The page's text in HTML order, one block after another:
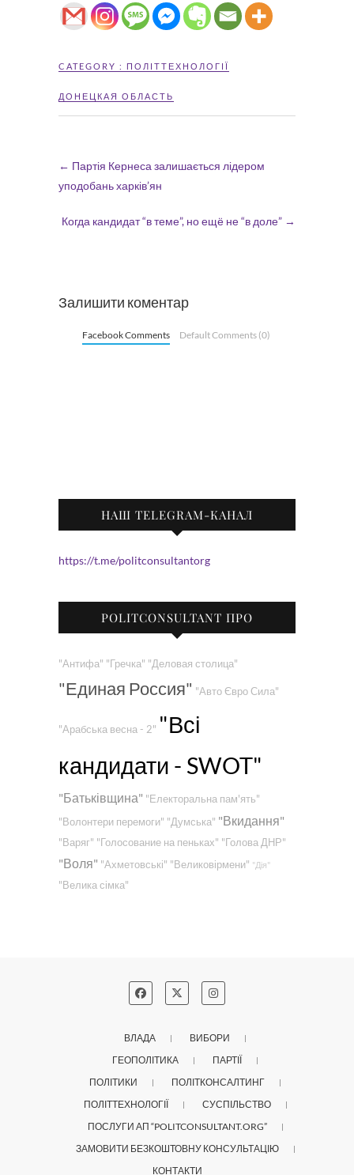
CATEGORY : ПОЛІТТЕХНОЛОГІЇ
ДОНЕЦКАЯ ОБЛАСТЬ
← Партія Кернеса залишається лідером
уподобань харків’ян
Когда кандидат “в теме”, но ещё не “в доле” →
Залишити коментар
Facebook Comments Default Comments (0)
НАШ TELEGRAM-КАНАЛ
https://t.me/politconsultantorg
POLITCONSULTANT ПРО
"Антифа" "Гречка" "Деловая столица"
"Единая Россия" "Авто Євро Сила"
"Арабська весна - 2" "Всі
кандидати - SWOT"
"Батьківщина" "Електоральна пам'ять"
"Волонтери перемоги" "Думська" "Вкидання"
"Варяг" "Голосование на пеньках" "Голова ДНР"
"Воля" "Ахметовські" "Великовірмени" "Дія"
"Велика сімка"
ВЛАДА
ВИБОРИ
ГЕОПОЛІТИКА
ПАРТІЇ
ПОЛІТИКИ
ПОЛІТКОНСАЛТИНГ
ПОЛІТТЕХНОЛОГІЇ
СУСПІЛЬСТВО
ПОСЛУГИ АП “POLITCONSULTANT.ORG”
ЗАМОВИТИ БЕЗКОШТОВНУ КОНСУЛЬТАЦІЮ
КОНТАКТИ